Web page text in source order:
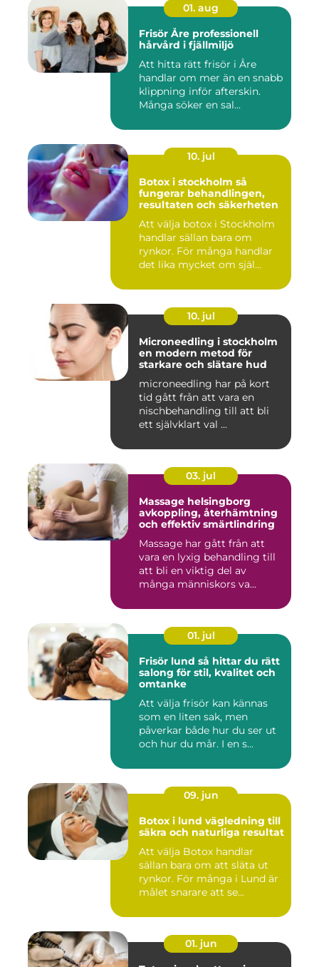
01. aug
Frisör Åre professionell
hårvård i fjällmiljö
Att hitta rätt frisör i Åre
handlar om mer än en snabb
klippning inför afterskin.
Många söker en sal...
10. jul
Botox i stockholm så
fungerar behandlingen,
resultaten och säkerheten
Att välja botox i Stockholm
handlar sällan bara om
rynkor. För många handlar
det lika mycket om själ...
10. jul
Microneedling i stockholm
en modern metod för
starkare och slätare hud
microneedling har på kort
tid gått från att vara en
nischbehandling till att bli
ett självklart val ...
03. jul
Massage helsingborg
avkoppling, återhämtning
och effektiv smärtlindring
Massage har gått från att
vara en lyxig behandling till
att bli en viktig del av
många människors va...
01. jul
Frisör lund så hittar du rätt
salong för stil, kvalitet och
omtanke
Att välja frisör kan kännas
som en liten sak, men
påverkar både hur du ser ut
och hur du mår. I en s...
09. jun
Botox i lund vägledning till
säkra och naturliga resultat
Att välja Botox handlar
sällan bara om att släta ut
rynkor. För många i Lund är
målet snarare att se...
01. jun